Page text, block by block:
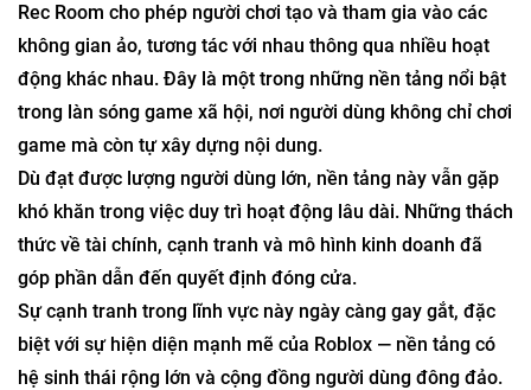
Rec Room cho phép người chơi tạo và tham gia vào các
không gian ảo, tương tác với nhau thông qua nhiều hoạt
động khác nhau. Đây là một trong những nền tảng nổi bật
trong làn sóng game xã hội, nơi người dùng không chỉ chơi
game mà còn tự xây dựng nội dung.
Dù đạt được lượng người dùng lớn, nền tảng này vẫn gặp
khó khăn trong việc duy trì hoạt động lâu dài. Những thách
thức về tài chính, cạnh tranh và mô hình kinh doanh đã
góp phần dẫn đến quyết định đóng cửa.
Sự cạnh tranh trong lĩnh vực này ngày càng gay gắt, đặc
biệt với sự hiện diện mạnh mẽ của Roblox — nền tảng có
hệ sinh thái rộng lớn và cộng đồng người dùng đông đảo.